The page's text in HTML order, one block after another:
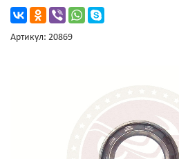
Артикул: 20869